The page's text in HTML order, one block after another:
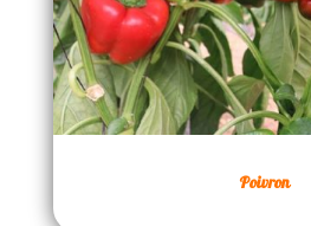
Poivron